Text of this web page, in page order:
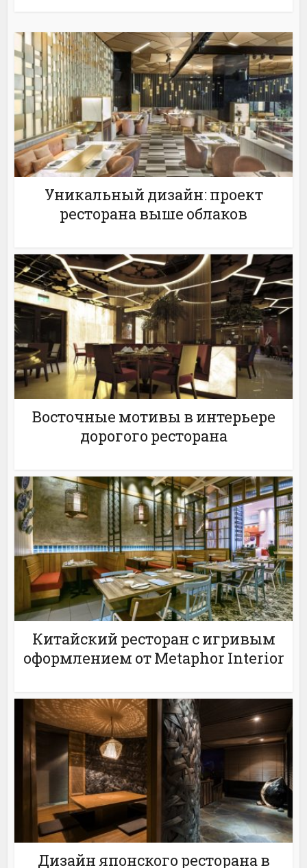
Уникальный дизайн: проект
ресторана выше облаков
Восточные мотивы в интерьере
дорогого ресторана
Китайский ресторан с игривым
оформлением от Metaphor Interior
Дизайн японского ресторана в